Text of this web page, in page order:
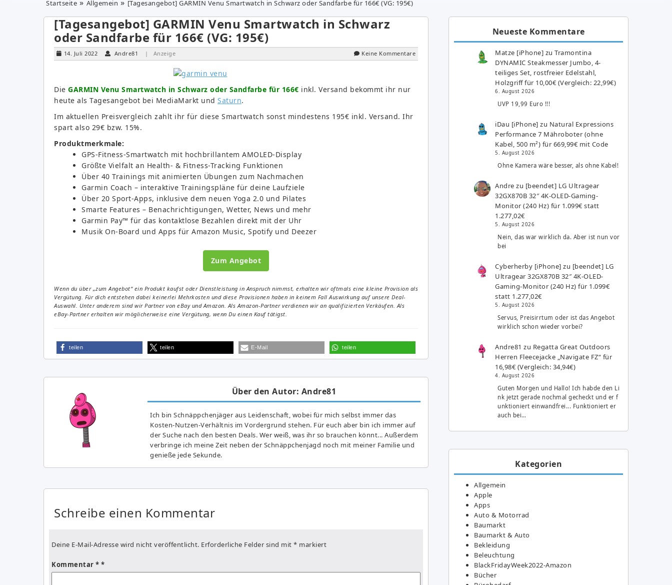
Startseite Allgemein [Tagesangebot] GARMIN Venu Smartwatch in Schwarz oder Sandfarbe für 166€ (VG: 195€)
[Tagesangebot] GARMIN Venu Smartwatch in Schwarz
oder Sandfarbe für 166€ (VG: 195€)
14. Juli 2022 Andre81 | Anzeige Keine Kommentare
Die GARMIN Venu Smartwatch in Schwarz oder Sandfarbe für 166€ inkl. Versand bekommt ihr nur
heute als Tagesangebot bei MediaMarkt und Saturn.
Im aktuellen Preisvergleich zahlt ihr für diese Smartwatch sonst mindestens 195€ inkl. Versand. Ihr
spart also 29€ bzw. 15%.
Produktmerkmale:
GPS-Fitness-Smartwatch mit hochbrillantem AMOLED-Display
Größte Vielfalt an Health- & Fitness-Tracking Funktionen
Über 40 Trainings mit animierten Übungen zum Nachmachen
Garmin Coach – interaktive Trainingspläne für deine Laufziele
Über 20 Sport-Apps, inklusive dem neuen Yoga 2.0 und Pilates
Smarte Features – Benachrichtigungen, Wetter, News und mehr
Garmin Pay™ für das kontaktlose Bezahlen direkt mit der Uhr
Musik On-Board und Apps für Amazon Music, Spotify und Deezer
Zum Angebot
Wenn du über „zum Angebot“ ein Produkt kaufst oder Dienstleistung in Anspruch nimmst, erhalten wir oftmals eine kleine Provision als
Vergütung. Für dich entstehen dabei keinerlei Mehrkosten und diese Provisionen haben in keinem Fall Auswirkung auf unsere Deal-
Auswahl. Unter anderem sind wir Partner von eBay und Amazon. Als Amazon-Partner verdienen wir an qualifizierten Verkäufen. Als
eBay-Partner erhalten wir möglicherweise eine Vergütung, wenn Du einen Kauf tätigst.
teilen teilen E-Mail teilen
Über den Autor: Andre81
Ich bin Schnäppchenjäger aus Leidenschaft, wobei für mich selbst immer das
Kosten-Nutzen-Verhältnis im Vordergrund stehen. Für euch aber bin ich immer auf
der Suche nach den besten Deals. Wer weiß, was ihr so brauchen könnt... Außerdem
verbringe ich meine Zeit neben der Schnäppchenjagd noch mit meiner Familie und
genieße jede Sekunde.
Schreibe einen Kommentar
Deine E-Mail-Adresse wird nicht veröffentlicht. Erforderliche Felder sind mit * markiert
Kommentar *
Neueste Kommentare
Matze [iPhone] zuTramontina
DYNAMIC Steakmesser Jumbo, 4-
teiliges Set, rostfreier Edelstahl,
Holzgriff für 10,00€ (Vergleich: 22,99€)
6. August 2026
UVP 19,99 Euro !!!
iDau [iPhone] zu Natural Expressions
Performance 7 Mähroboter (ohne
Kabel, 500 m²) für 669,99€ mit Code
5. August 2026
Ohne Kamera wäre besser, als ohne Kabel!
Andre zu [beendet] LG Ultragear
32GX870B 32″ 4K-OLED-Gaming-
Monitor (240 Hz) für 1.099€ statt
1.277,02€
5. August 2026
Nein, das war wirklich da. Aber ist nun vor
bei
Cyberherby [iPhone] zu [beendet] LG
Ultragear 32GX870B 32″ 4K-OLED-
Gaming-Monitor (240 Hz) für 1.099€
statt 1.277,02€
5. August 2026
Servus, Preisirrtum oder ist das Angebot
wirklich schon wieder vorbei?
Andre81 zu Regatta Great Outdoors
Herren Fleecejacke „Navigate FZ“ für
16,98€ (Vergleich: 34,94€)
4. August 2026
Guten Morgen und Hallo! Ich habde den Li
nk jetzt gerade nochmal gecheckt und er f
unktioniert einwandfrei... Funktioniert er
auch bei…
Kategorien
Allgemein
Apple
Apps
Auto & Motorrad
Baumarkt
Baumarkt & Auto
Bekleidung
Beleuchtung
BlackFridayWeek2022-Amazon
Bücher